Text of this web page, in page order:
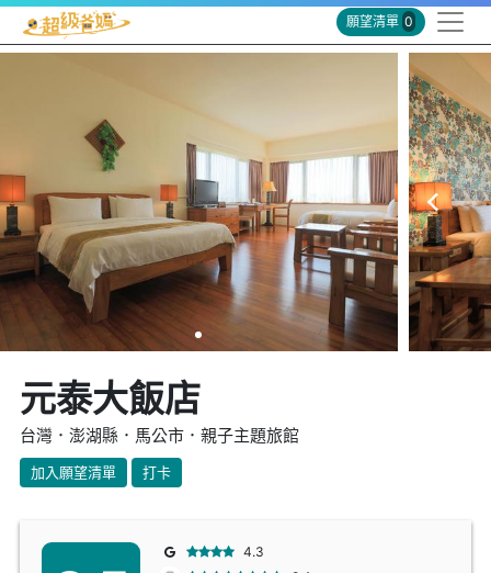
願望清單 0
元泰大飯店
台灣．澎湖縣．馬公市．親子主題旅館
加入願望清單 打卡
4.3